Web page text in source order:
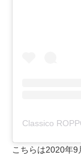
こちらは2020年